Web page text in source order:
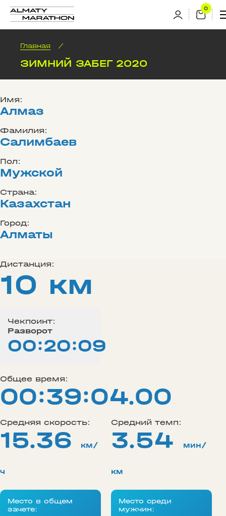
Главная /
ЗИМНИЙ ЗАБЕГ 2020
Имя:
Алмаз
Фамилия:
Салимбаев
Пол:
Мужской
Страна:
Казахстан
Город:
Алматы
Дистанция:
10 км
Чекпоинт:
Разворот
00:20:09
Общее время:
00:39:04.00
Средняя скорость:
15.36 км/
ч
Средний темп:
3.54 мин/
км
Место в общем
зачете:
Место среди
мужчин: